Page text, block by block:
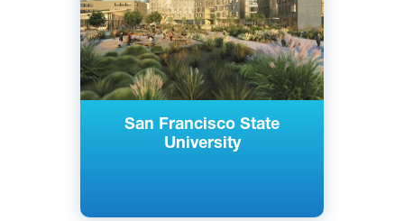
San Francisco State
University